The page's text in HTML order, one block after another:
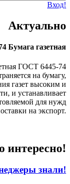
Вход!
Актуально
Бумага газетная
ГОСТ 6445-74
на бумагу,
газет высоким и
и устанавливает
для нужд
на экспорт.
интересно!
знали!